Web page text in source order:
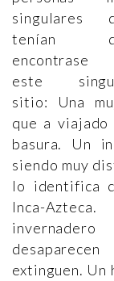
singulares
tenían
encontrase
este
sitio: Una
que a
basura. Un
siendo muy
lo identifica
Inca-
extinguen. Un